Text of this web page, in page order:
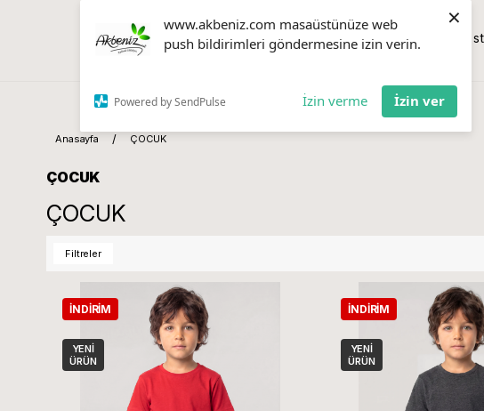
www.akbeniz.com masaüstünüze web
push bildirimleri göndermesine izin verin.
Powered by SendPulse İzin verme İzin ver
×
Üst
Anasayfa ÇOCUK
ÇOCUK
ÇOCUK
Filtreler
İNDIRIM
YENI
ÜRÜN
İNDIRIM
YENI
ÜRÜN